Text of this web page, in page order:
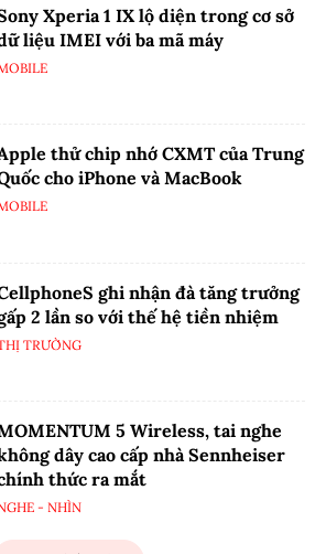
Xperia 1 IX lộ diện trong cơ sở
liệu IMEI với ba mã máy
thử chip nhớ CXMT của Trung
cho iPhone và MacBook
ghi nhận đà tăng trưởng
2 lần so với thế hệ tiền nhiệm
TRƯỜNG
5 Wireless, tai nghe
dây cao cấp nhà Sennheiser
thức ra mắt
- NHÌN